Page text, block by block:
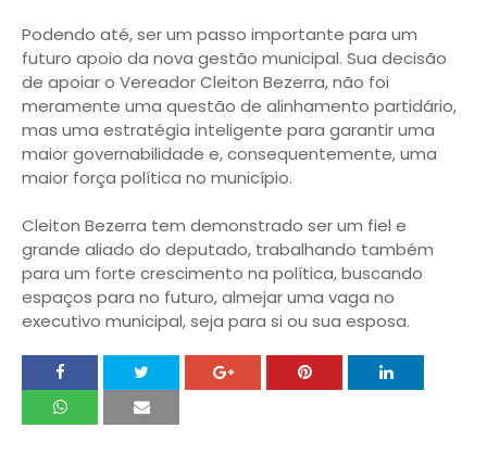
Podendo até, ser um passo importante para um
futuro apoio da nova gestão municipal. Sua decisão
de apoiar o Vereador Cleiton Bezerra, não foi
meramente uma questão de alinhamento partidário,
mas uma estratégia inteligente para garantir uma
maior governabilidade e, consequentemente, uma
maior força política no município.
Cleiton Bezerra tem demonstrado ser um fiel e
grande aliado do deputado, trabalhando também
para um forte crescimento na política, buscando
espaços para no futuro, almejar uma vaga no
executivo municipal, seja para si ou sua esposa.